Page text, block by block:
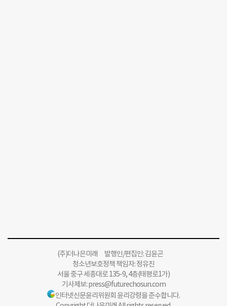
(주)더나은미래 발행인/편집인: 김윤곤
청소년보호정책 책임자: 정유진
서울 중구 세종대로 135-9, 4층(태평로1가)
기사제보:press@futurechosun.com
인터넷신문윤리위원회 윤리강령을 준수합니다.